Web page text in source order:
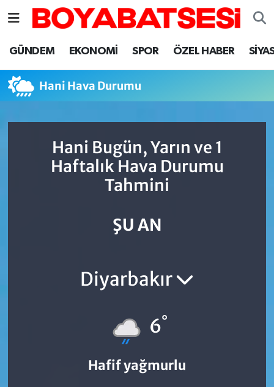
GÜNDEM EKONOMİ SPOR ÖZEL HABER
Hani Hava Durumu
Hani Bugün, Yarın ve 1
Haftalık Hava Durumu
Tahmini
ŞU AN
Diyarbakır
6°
Hafif yağmurlu
Sinop Nöbetçi Eczaneler
Sinop Hava Durumu
Sinop Trafik Yoğunluk Haritası
Süper Lig Puan Durumu ve Fikstür
Son Dakika Haberleri